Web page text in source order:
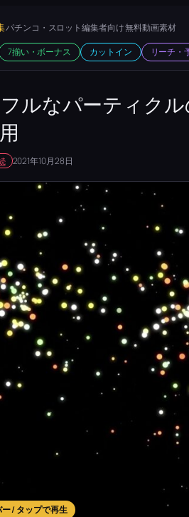
パチンコ・スロット編集者向け 無料動画素材
7揃い・ボーナス カットイン リーチ・
ルなパーティク
2021年10月28日
/ タップで再生